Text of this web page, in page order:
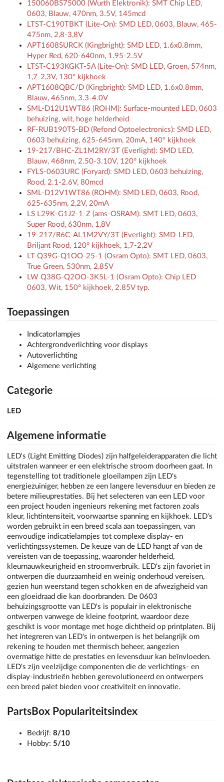
150060BS75000 (Wurth Elektronik): SMT Chip LED,
0603, Blauw, 470nm, 3.5V, 145mcd
LTST-C190TBKT (Lite-On): SMD LED, 0603, Blauw, 465-
475nm, 2,8-3,8V
APT1608SURCK (Kingbright): SMD LED, 1.6x0.8mm,
Hyper Red, 620-640nm, 1.95-2.5V
LTST-C193KGKT-5A (Lite-On): SMD LED, Groen, 574nm,
1,7-2,3V, 130° kijkhoek
APT1608QBC/D (Kingbright): SMD LED, 1.6x0.8mm,
Blauw, 465nm, 3.3-4.0V
SML-D12U1WT86 (ROHM): Surface-mounted LED, 0603
behuizing, wit, hoge helderheid
RF-RUB190TS-BD (Refond Optoelectronics): SMD LED,
0603 behuizing, 625-645nm, 20mA, 140° kijkhoek
19-217/BHC-ZL1M2RY/3T (Everlight): SMD LED,
Blauw, 468nm, 2.50-3.10V, 120° kijkhoek
FYLS-0603URC (Foryard): SMD LED, 0603 behuizing,
Rood, 2.1-2.6V, 80mcd
SML-D12V1WT86 (ROHM): SMD LED, 0603, Rood,
625-635nm, 2,2V, 20mA
LS L29K-G1J2-1-Z (ams-OSRAM): SMT LED, 0603,
Super Rood, 630nm, 1,8V
19-217/R6C-AL1M2VY/3T (Everlight): SMD-LED,
Briljant Rood, 120° kijkhoek, 1,7-2,2V
LT Q39G-Q1OO-25-1 (Osram Opto): SMT LED, 0603,
True Green, 530nm, 2,85V
LW Q38G-Q2OO-3K5L-1 (Osram Opto): Chip LED
0603, Wit, 150° kijkhoek, 2.85V typ.
Toepassingen
Indicatorlampjes
Achtergrondverlichting voor displays
Autoverlichting
Algemene verlichting
Categorie
LED
Algemene informatie
LED's (Light Emitting Diodes) zijn halfgeleiderapparaten die licht
uitstralen wanneer er een elektrische stroom doorheen gaat. In
tegenstelling tot traditionele gloeilampen zijn LED's
energiezuiniger, hebben ze een langere levensduur en bieden ze
betere milieuprestaties. Bij het selecteren van een LED voor
een project houden ingenieurs rekening met factoren zoals
kleur, lichtintensiteit, voorwaartse spanning en kijkhoek. LED's
worden gebruikt in een breed scala aan toepassingen, van
eenvoudige indicatielampjes tot complexe display- en
verlichtingssystemen. De keuze van de LED hangt af van de
vereisten van de toepassing, waaronder helderheid,
kleurnauwkeurigheid en stroomverbruik. LED's zijn favoriet in
ontwerpen die duurzaamheid en weinig onderhoud vereisen,
gezien hun weerstand tegen schokken en de afwezigheid van
een gloeidraad die kan doorbranden. De 0603
behuizingsgrootte van LED's is populair in elektronische
ontwerpen vanwege de kleine footprint, waardoor deze
geschikt is voor montage met hoge dichtheid op printplaten. Bij
het integreren van LED's in ontwerpen is het belangrijk om
rekening te houden met thermisch beheer, aangezien
overmatige hitte de prestaties en levensduur kan beïnvloeden.
LED's zijn veelzijdige componenten die de verlichtings- en
display-industrieën hebben gerevolutioneerd en ontwerpers
een breed palet bieden voor creativiteit en innovatie.
PartsBox Populariteitsindex
Bedrijf: 8/10
Hobby: 5/10